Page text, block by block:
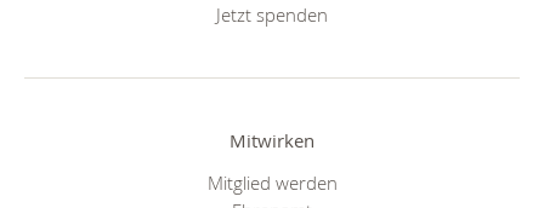
Jetzt spenden
Mitwirken
Mitglied werden